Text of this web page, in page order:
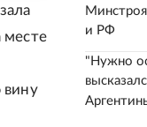
месте
вину
и РФ
"Нужно